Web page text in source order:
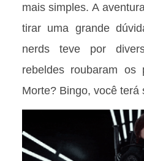
mais simples. A
tirar uma grande
nerds teve por
rebeldes roubaram
Morte? Bingo, você terá